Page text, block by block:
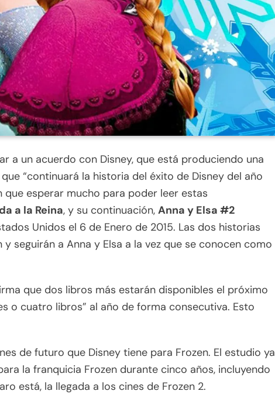
a un acuerdo con Disney, que está produciendo una
“continuará la historia del éxito de Disney del año
que esperar mucho para poder leer estas
a la Reina, y su continuación, Anna y Elsa #2
Unidos el 6 de Enero de 2015. Las dos historias
seguirán a Anna y Elsa a la vez que se conocen como
que dos libros más estarán disponibles el próximo
o cuatro libros” al año de forma consecutiva. Esto
de futuro que Disney tiene para Frozen. El estudio ya
la franquicia Frozen durante cinco años, incluyendo
está, la llegada a los cines de Frozen 2.